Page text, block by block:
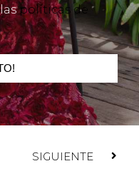
políticas de
SIGUIENTE